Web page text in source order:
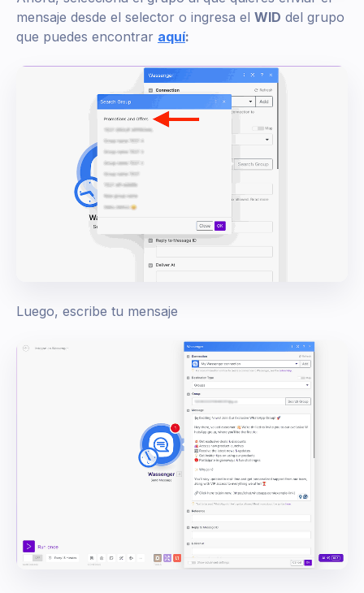
mensaje desde el selector o ingresa el WID del grupo
que puedes encontrar aquí:
Luego, escribe tu mensaje